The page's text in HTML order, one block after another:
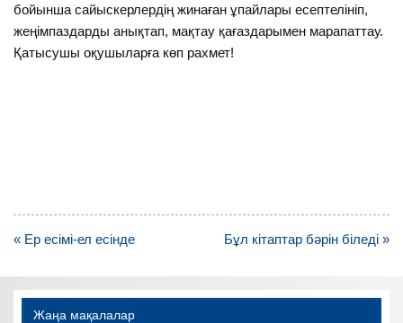
бойынша сайыскерлердің жинаған ұпайлары есептелініп,
жеңімпаздарды анықтап, мақтау қағаздарымен марапаттау.
Қатысушы оқушыларға көп рахмет!
Навигация
записям
« Ер есімі-ел есінде Бұл кітаптар бәрін біледі »
Жаңа мақалалар